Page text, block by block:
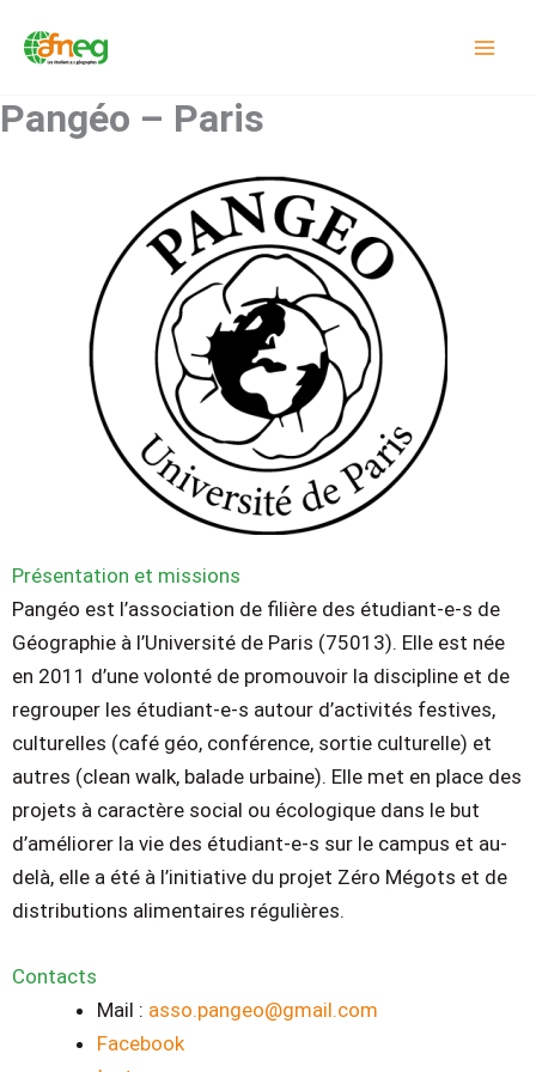
Pangéo – Paris
Présentation et missions
Pangéo est l’association de filière des étudiant-e-s de
Géographie à l’Université de Paris (75013). Elle est née
en 2011 d’une volonté de promouvoir la discipline et de
regrouper les étudiant-e-s autour d’activités festives,
culturelles (café géo, conférence, sortie culturelle) et
autres (clean walk, balade urbaine). Elle met en place des
projets à caractère social ou écologique dans le but
d’améliorer la vie des étudiant-e-s sur le campus et au-
delà, elle a été à l’initiative du projet Zéro Mégots et de
distributions alimentaires régulières.
Contacts
Mail : asso.pangeo@gmail.com
Facebook